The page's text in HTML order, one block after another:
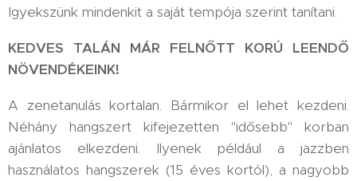
Igyekszünk mindenkit a saját tempója szerint tanítani.
KEDVES TALÁN MÁR FELNŐTT KORÚ LEENDŐ
NÖVENDÉKEINK!
A zenetanulás kortalan. Bármikor el lehet kezdeni.
Néhány hangszert kifejezetten "idősebb" korban
ajánlatos elkezdeni. Ilyenek például a jazzben
használatos hangszerek (15 éves kortól), a nagyobb